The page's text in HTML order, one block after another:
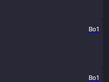
Bo1
Bo1